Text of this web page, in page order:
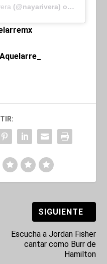
(@nayarivera) on
SIGUIENTE
Escucha a Jordan Fisher
cantar como Burr de
Hamilton